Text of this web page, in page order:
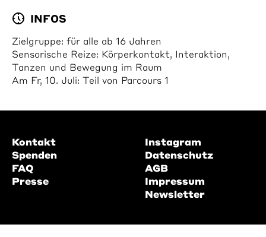
INFOS
Zielgruppe: für alle ab 16 Jahren
Sensorische Reize: Körperkontakt, Interaktion,
Tanzen und Bewegung im Raum
Am Fr, 10. Juli: Teil von Parcours 1
Kontakt
Spenden
FAQ
Presse
Instagram
Datenschutz
AGB
Impressum
Newsletter